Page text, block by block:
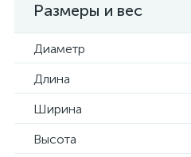
Размеры и вес
Диаметр
Длина
Ширина
Высота